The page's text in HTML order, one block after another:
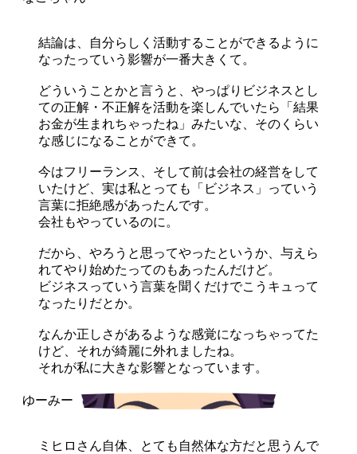
結論は、自分らしく活動することができるように
なったっていう影響が一番大きくて。
どういうことかと言うと、やっぱりビジネスとし
ての正解・不正解を活動を楽しんでいたら「結果
お金が生まれちゃったね」みたいな、そのくらい
な感じになることができて。
今はフリーランス、そして前は会社の経営をして
いたけど、実は私とっても「ビジネス」っていう
言葉に拒絶感があったんです。
会社もやっているのに。
だから、やろうと思ってやったというか、与えら
れてやり始めたってのもあったんだけど。
ビジネスっていう言葉を聞くだけでこうキュって
なったりだとか。
なんか正しさがあるような感覚になっちゃってた
けど、それが綺麗に外れましたね。
それが私に大きな影響となっています。
ミヒロさん自体、とても自然体な方だと思うんで